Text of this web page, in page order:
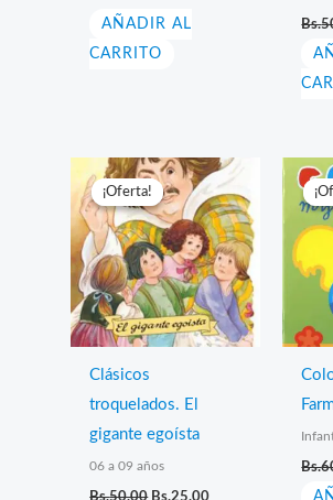
original
era:
Bs.40.00.
AÑADIR AL
CARRITO
Bs.
¡Oferta!
¡Oferta!
Clásicos
troquelados. El
gigante egoísta
06 a 09 años
El
Bs.